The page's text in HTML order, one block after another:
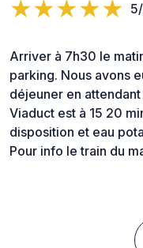
Arriver à 7h30 le
parking. Nous avons
déjeuner en
Viaduct est à 15 20
disposition et eau
Pour info le train du